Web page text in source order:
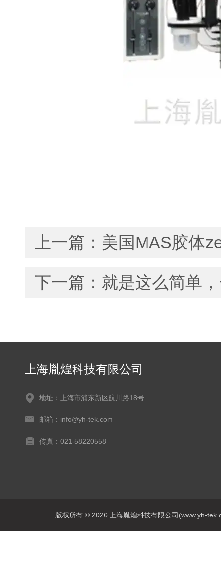
上一篇： 美国MAS胶体
下一篇： 就是这么简单
上海胤煌科技有限公司
地址：上海市浦东新区航川路18号
邮箱：info@yh-tek.com
传真：021-58220558
版权所有 © 2026 上海胤煌科技有限公司(www.yh-